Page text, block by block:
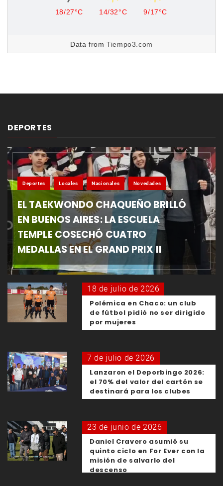
18/27°C 14/32°C 9/17°C
Data fromTiempo3.com
DEPORTES
Deportes Locales Nacionales Novedades
EL TAEKWONDO CHAQUEÑO BRILLÓ
EN BUENOS AIRES: LA ESCUELA
TEMPLE COSECHÓ CUATRO
MEDALLAS EN EL GRAND PRIX II
18 de julio de 2026
Polémica en Chaco: un club
de fútbol pidió no ser dirigido
por mujeres
7 de julio de 2026
Lanzaron el Deporbingo 2026:
el 70% del valor del cartón se
destinará para los clubes
23 de junio de 2026
Daniel Cravero asumió su
quinto ciclo en For Ever con la
misión de salvarlo del
descenso